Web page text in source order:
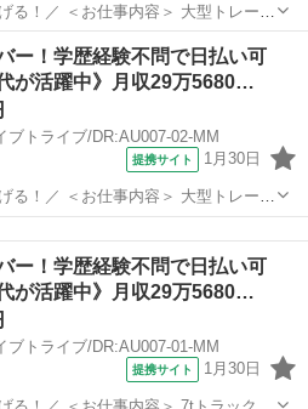
大型トレーラ
および付帯業務） ■車種・内
他 ■配送先：ヤマト運輸(姶良)センタ
デリバリー
ー！学歴経験不問で日払い可
が活躍中》月収29万5680…
ブトライブ/DR:AU007-02-MM
提携サイト 1月30日
大型トレーラ
および付帯業務） ■車種・内
■配送先：ヤマト運輸(姶良)センタ
ー！学歴経験不問で日払い可
が活躍中》月収29万5680…
ブトライブ/DR:AU007-01-MM
提携サイト 1月30日